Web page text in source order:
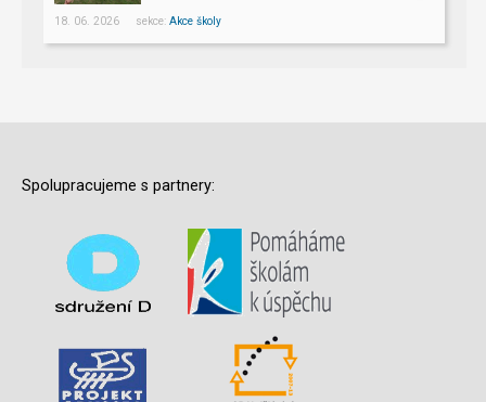
18. 06. 2026 sekce: Akce školy
Spolupracujeme s partnery: